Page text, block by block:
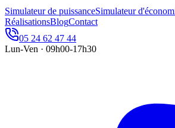
Simulateur de puissanceSimulateur
RéalisationsBlogContact
05 24 62 47 44
Lun-Ven · 09h00-17h30